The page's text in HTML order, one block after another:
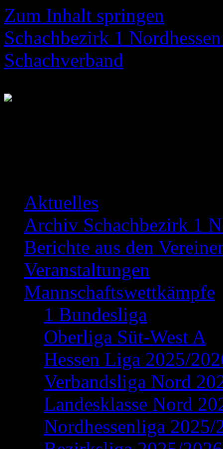
Zum Inhalt springen
Schachbezirk 1
Schachverband
Aktuelles
Archiv Schachbezirk 1
Berichte aus den
Veranstaltungen
Mannschaftswettkämpfe
1 Bundesliga
Oberliga Süt-West A
Hessen Liga 2025/
Verbandsliga Nord
Landesklasse Nord
Nordhessenliga 2025/